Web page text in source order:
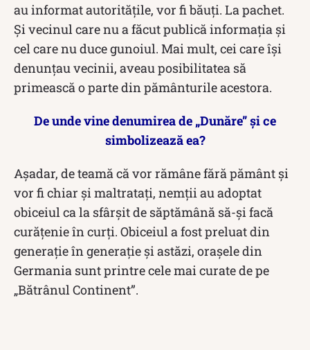
au informat autoritățile, vor fi băuți. La pachet.
Și vecinul care nu a făcut publică informația și
cel care nu duce gunoiul. Mai mult, cei care își
denunțau vecinii, aveau posibilitatea să
primească o parte din pământurile acestora.
De unde vine denumirea de „Dunăre” și ce
simbolizează ea?
Așadar, de teamă că vor rămâne fără pământ și
vor fi chiar și maltratați, nemții au adoptat
obiceiul ca la sfârșit de săptămână să-și facă
curățenie în curți. Obiceiul a fost preluat din
generație în generație și astăzi, orașele din
Germania sunt printre cele mai curate de pe
„Bătrânul Continent”.